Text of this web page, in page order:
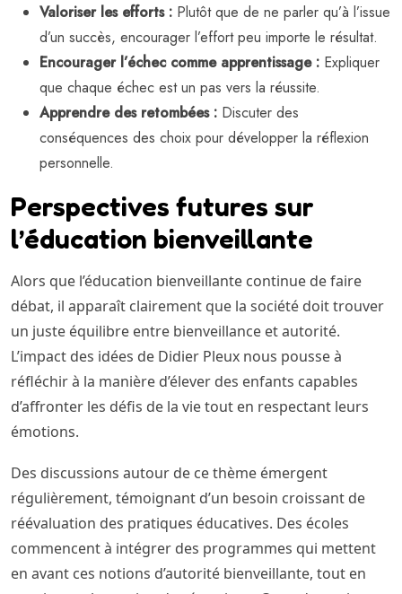
Valoriser les efforts : Plutôt que de ne parler qu’à l’issue
d’un succès, encourager l’effort peu importe le résultat.
Encourager l’échec comme apprentissage : Expliquer
que chaque échec est un pas vers la réussite.
Apprendre des retombées : Discuter des
conséquences des choix pour développer la réflexion
personnelle.
Perspectives futures sur
l’éducation bienveillante
Alors que l’éducation bienveillante continue de faire
débat, il apparaît clairement que la société doit trouver
un juste équilibre entre bienveillance et autorité.
L’impact des idées de Didier Pleux nous pousse à
réfléchir à la manière d’élever des enfants capables
d’affronter les défis de la vie tout en respectant leurs
émotions.
Des discussions autour de ce thème émergent
régulièrement, témoignant d’un besoin croissant de
réévaluation des pratiques éducatives. Des écoles
commencent à intégrer des programmes qui mettent
en avant ces notions d’autorité bienveillante, tout en